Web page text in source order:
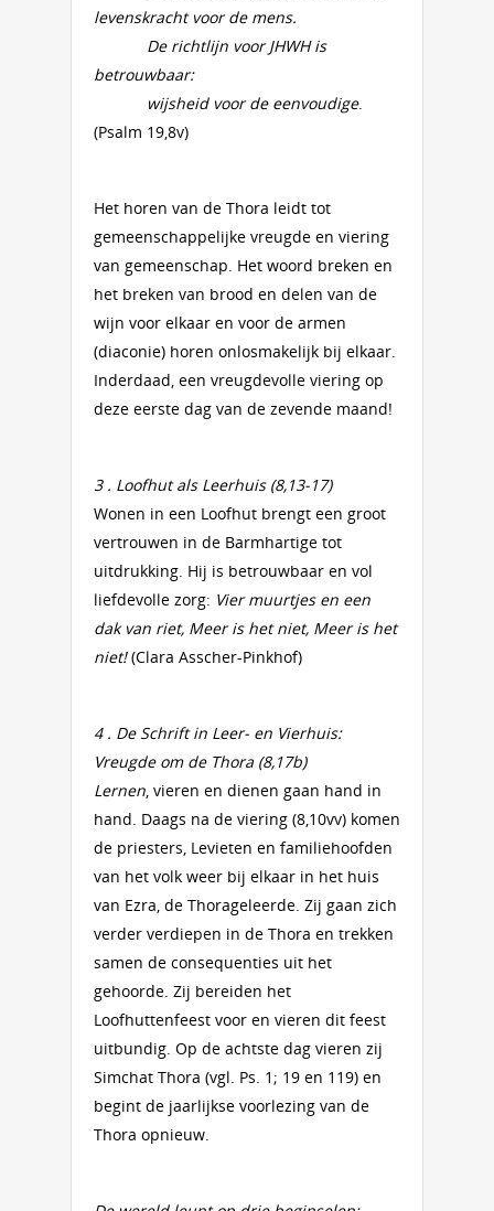
levenskracht voor de mens.
De richtlijn voor JHWH is
betrouwbaar:
wijsheid voor de eenvoudige.
(Psalm 19,8v)
Het horen van de Thora leidt tot
gemeenschappelijke vreugde en viering
van gemeenschap. Het woord breken en
het breken van brood en delen van de
wijn voor elkaar en voor de armen
(diaconie) horen onlosmakelijk bij elkaar.
Inderdaad, een vreugdevolle viering op
deze eerste dag van de zevende maand!
3 . Loofhut als Leerhuis (8,13-17)
Wonen in een Loofhut brengt een groot
vertrouwen in de Barmhartige tot
uitdrukking. Hij is betrouwbaar en vol
liefdevolle zorg: Vier muurtjes en een
dak van riet, Meer is het niet, Meer is het
niet!(Clara Asscher-Pinkhof)
4 . De Schrift in Leer- en Vierhuis:
Vreugde om de Thora (8,17b)
Lernen, vieren en dienen gaan hand in
hand. Daags na de viering (8,10vv) komen
de priesters, Levieten en familiehoofden
van het volk weer bij elkaar in het huis
van Ezra, de Thorageleerde. Zij gaan zich
verder verdiepen in de Thora en trekken
samen de consequenties uit het
gehoorde. Zij bereiden het
Loofhuttenfeest voor en vieren dit feest
uitbundig. Op de achtste dag vieren zij
Simchat Thora (vgl. Ps. 1; 19 en 119) en
begint de jaarlijkse voorlezing van de
Thora opnieuw.